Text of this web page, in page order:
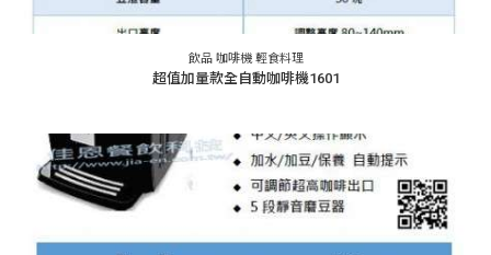
飲品 咖啡機 輕食料理
超值加量款全自動咖啡機1601